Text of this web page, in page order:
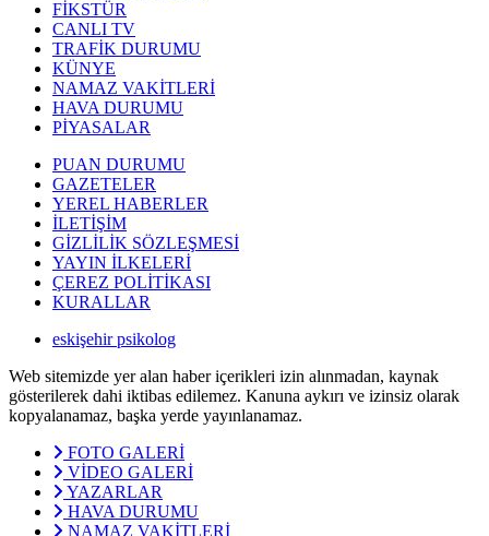
FİKSTÜR
CANLI TV
TRAFİK DURUMU
KÜNYE
NAMAZ VAKİTLERİ
HAVA DURUMU
PİYASALAR
PUAN DURUMU
GAZETELER
YEREL HABERLER
İLETİŞİM
GİZLİLİK SÖZLEŞMESİ
YAYIN İLKELERİ
ÇEREZ POLİTİKASI
KURALLAR
eskişehir psikolog
Web sitemizde yer alan haber içerikleri izin alınmadan, kaynak
gösterilerek dahi iktibas edilemez. Kanuna aykırı ve izinsiz olarak
kopyalanamaz, başka yerde yayınlanamaz.
FOTO GALERİ
VİDEO GALERİ
YAZARLAR
HAVA DURUMU
NAMAZ VAKİTLERİ